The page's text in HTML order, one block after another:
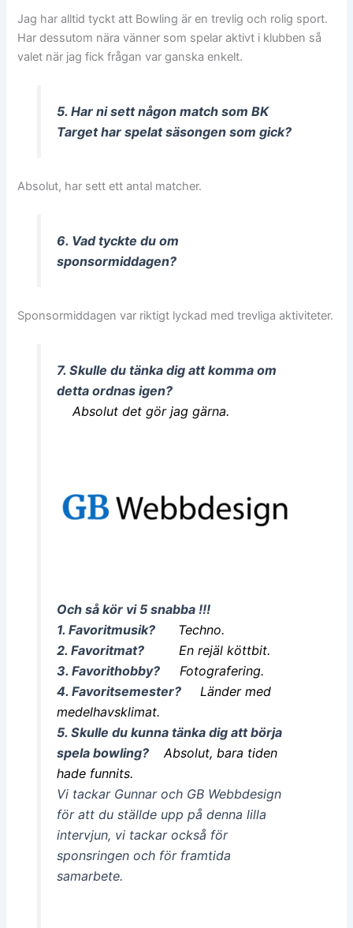
Jag har alltid tyckt att Bowling är en trevlig och rolig sport.
Har dessutom nära vänner som spelar aktivt i klubben så
valet när jag fick frågan var ganska enkelt.
5. Har ni sett någon match som BK
Target har spelat säsongen som gick?
Absolut, har sett ett antal matcher.
6. Vad tyckte du om
sponsormiddagen?
Sponsormiddagen var riktigt lyckad med trevliga aktiviteter.
7. Skulle du tänka dig att komma om
detta ordnas igen?
Absolut det gör jag gärna.
Och så kör vi 5 snabba !!!
1. Favoritmusik?
Techno.
2. Favoritmat?
En rejäl köttbit.
3. Favorithobby?
Fotografering.
4. Favoritsemester?
Länder med
medelhavsklimat.
5. Skulle du kunna tänka dig att börja
spela bowling?
Absolut, bara tiden
hade funnits.
Vi tackar Gunnar och GB Webbdesign
för att du ställde upp på denna lilla
intervjun, vi tackar också för
sponsringen och för framtida
samarbete.